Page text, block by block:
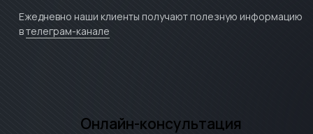
Ежедневно наши клиенты получают полезную информацию
втелеграм-канале
Онлайн-консультация